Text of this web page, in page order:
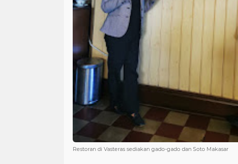
Restoran di Vasteras sediakan gado-gado dan Soto Makasar